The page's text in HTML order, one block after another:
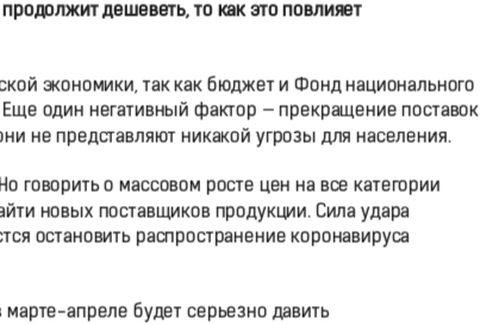
дешеветь, то как это повлияет
экономики, так как бюджет и Фонд национального
один негативный фактор — прекращение поставок
не представляют никакой угрозы для населения.
говорить о массовом росте цен на все категории
новых поставщиков продукции. Сила удара
остановить распространение коронавируса
апреле будет серьезно давить